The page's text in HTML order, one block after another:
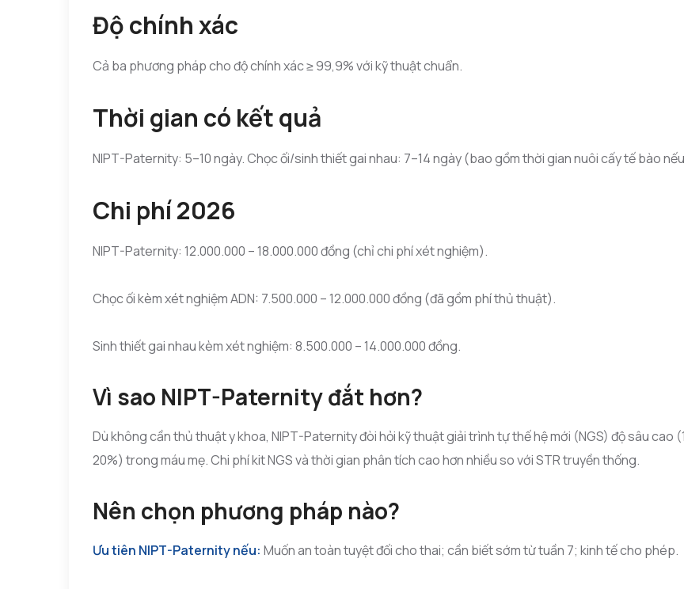
Độ chính xác
Cả ba phương pháp cho độ chính xác ≥ 99,9% với kỹ thuật chuẩn.
Thời gian có kết quả
NIPT-Paternity: 5–10 ngày. Chọc ối/sinh thiết gai nhau: 7–14 ngày (bao gồm thời gian nuôi cấy tế bào
Chi phí 2026
NIPT-Paternity: 12.000.000 – 18.000.000 đồng (chỉ chi phí xét nghiệm).
Chọc ối kèm xét nghiệm ADN: 7.500.000 – 12.000.000 đồng (đã gồm phí thủ thuật).
Sinh thiết gai nhau kèm xét nghiệm: 8.500.000 – 14.000.000 đồng.
Vì sao NIPT-Paternity đắt hơn?
Dù không cần thủ thuật y khoa, NIPT-Paternity đòi hỏi kỹ thuật giải trình tự thế hệ mới (NGS) độ sâu cao
20%) trong máu mẹ. Chi phí kit NGS và thời gian phân tích cao hơn nhiều so với STR truyền thống.
Nên chọn phương pháp nào?
Ưu tiên NIPT-Paternity nếu: Muốn an toàn tuyệt đối cho thai; cần biết sớm từ tuần 7; kinh tế cho phép.